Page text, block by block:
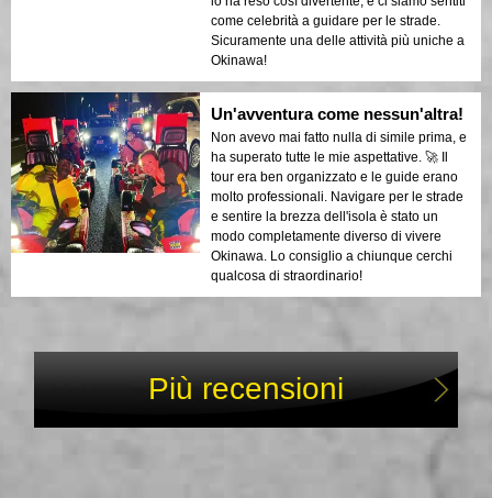
come celebrità a guidare per le strade.
Sicuramente una delle attività più uniche a
Okinawa!
Un'avventura come nessun'altra!
Non avevo mai fatto nulla di simile prima, e
ha superato tutte le mie aspettative. 🚀 Il
tour era ben organizzato e le guide erano
molto professionali. Navigare per le strade
e sentire la brezza dell'isola è stato un
modo completamente diverso di vivere
Okinawa. Lo consiglio a chiunque cerchi
qualcosa di straordinario!
Più recensioni